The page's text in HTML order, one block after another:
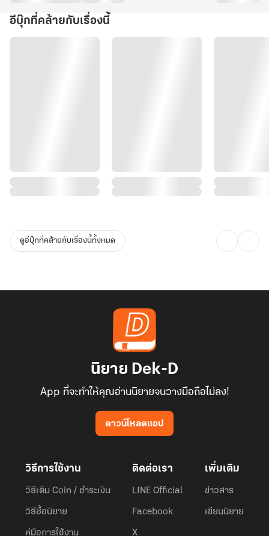
อีบุ๊กที่คล้ายกับเรื่องนี้
ดูอีบุ๊กที่คล้ายกับเรื่องนี้ทั้งหมด
นิยาย Dek-D
App ที่จะทำให้คุณอ่านนิยายจนวางมือถือไม่ลง!
ดาวน์โหลดแอป
วิธีการใช้งาน
วิธีเติม Coin / ชำระเงิน
วิธีซื้อนิยาย
คู่มือการใช้งาน
ติดต่อเรา
LINE Official
Facebook
X
เพิ่มเติม
ข่าวสาร
เขียนนิยาย